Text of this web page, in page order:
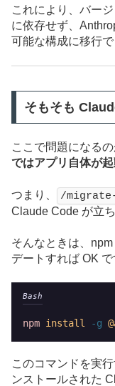
これにより、バー
に依存せず、
可能な構成に移行で
そもそも
ここで問題になるの
ではアプリ自体が
つまり、 /
Claude Code が立
そんなときは、
デートすれば OK で
Bash
npm install -g
このコマンドを実
ンストールされた